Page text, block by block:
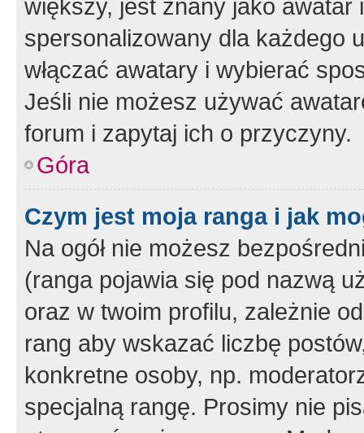
większy, jest znany jako
spersonalizowany dla każdego
włączać awatary i wybierać
Jeśli nie możesz używać
forum i zapytaj ich o przyczyny.
Góra
Czym jest moja ranga i jak
Na ogół nie możesz
(ranga pojawia się pod nazwą
oraz w twoim profilu, zależnie
rang aby wskazać liczbę
konkretne osoby, np.
specjalną rangę. Prosimy nie